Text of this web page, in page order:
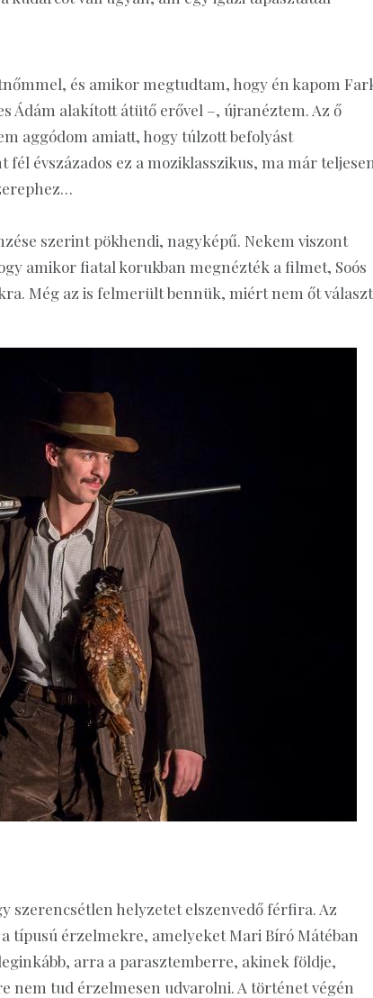
és amikor megtudtam, hogy én kapom
Ádám alakított átütő erővel –, újranéztem. Az ő
aggódom amiatt, hogy túlzott befolyást
évszázados ez a moziklasszikus, ma már
szerint pökhendi, nagyképű. Nekem viszont
amikor fiatal korukban megnézték a filmet, Soós
Még az is felmerült bennük, miért nem őt
szerencsétlen helyzetet elszenvedő férfira. Az
típusú érzelmekre, amelyeket Mari Bíró Mátéban
arra a parasztemberre, akinek földje,
nem tud érzelmesen udvarolni. A történet végén